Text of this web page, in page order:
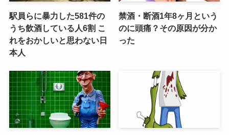
駅員らに暴力した581件の
うち飲酒している人6割 こ
れをおかしいと思わない日
本人
禁酒・断酒1年8ヶ月という
のに頭痛？その原因が分か
った